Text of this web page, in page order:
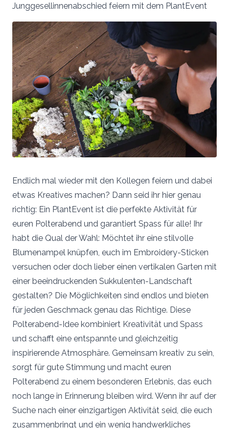
Junggesellinnenabschied feiern mit dem PlantEvent
Endlich mal wieder mit den Kollegen feiern und dabei
etwas Kreatives machen? Dann seid ihr hier genau
richtig: Ein PlantEvent ist die perfekte Aktivität für
euren Polterabend und garantiert Spass für alle! Ihr
habt die Qual der Wahl: Möchtet ihr eine stilvolle
Blumenampel knüpfen, euch im Embroidery-Sticken
versuchen oder doch lieber einen vertikalen Garten mit
einer beeindruckenden Sukkulenten-Landschaft
gestalten? Die Möglichkeiten sind endlos und bieten
für jeden Geschmack genau das Richtige. Diese
Polterabend-Idee kombiniert Kreativität und Spass
und schafft eine entspannte und gleichzeitig
inspirierende Atmosphäre. Gemeinsam kreativ zu sein,
sorgt für gute Stimmung und macht euren
Polterabend zu einem besonderen Erlebnis, das euch
noch lange in Erinnerung bleiben wird. Wenn ihr auf der
Suche nach einer einzigartigen Aktivität seid, die euch
zusammenbringt und ein wenig handwerkliches